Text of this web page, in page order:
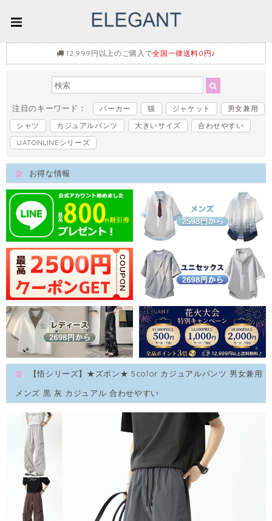
12,999円以上のご購入で全国一律送料0円♪
注目のキーワード： パーカー 猫 ジャケット
男女兼用
シャツ
カジュアルパンツ 大きいサイズ
合わせやすい
UATONLINEシリーズ
お得な情報
【悟シリーズ】★ズボン★ 5color カジュアルパンツ 男女兼用
メンズ 黒 灰 カジュアル 合わせやすい